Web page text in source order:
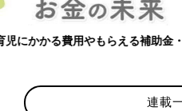
【ワクチン接種できるものも】妊
連載